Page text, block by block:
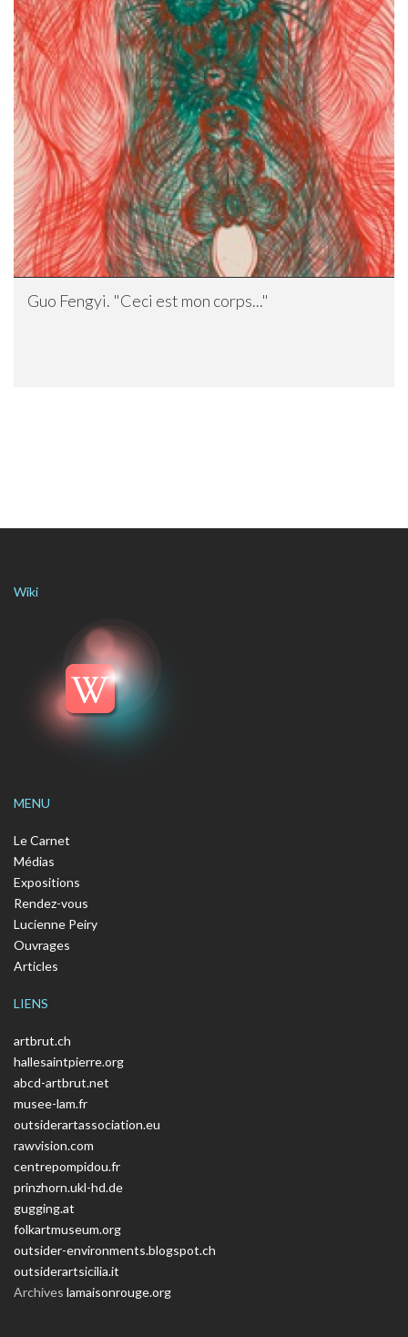
Guo Fengyi. "Ceci est mon corps..."
Wiki
MENU
Le Carnet
Médias
Expositions
Rendez-vous
Lucienne Peiry
Ouvrages
Articles
LIENS
artbrut.ch
hallesaintpierre.org
abcd-artbrut.net
musee-lam.fr
outsiderartassociation.eu
rawvision.com
centrepompidou.fr
prinzhorn.ukl-hd.de
gugging.at
folkartmuseum.org
outsider-environments.blogspot.ch
outsiderartsicilia.it
Archives lamaisonrouge.org